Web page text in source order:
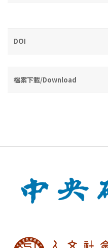
DOI
檔案下載/Download